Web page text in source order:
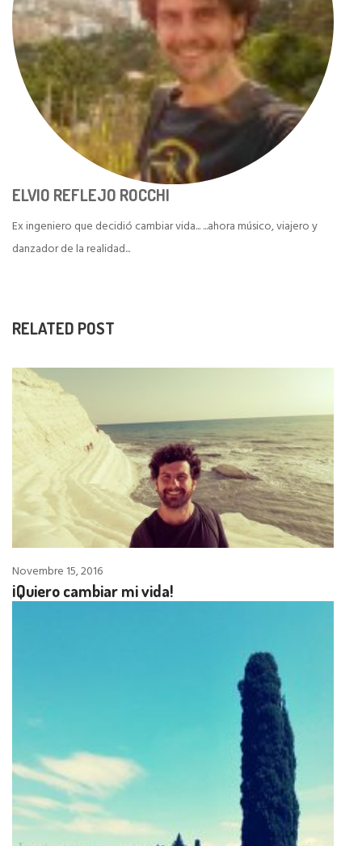
ELVIO REFLEJO ROCCHI
Ex ingeniero que decidió cambiar vida... ...ahora músico, viajero y
danzador de la realidad...
RELATED POST
Novembre 15, 2016
¡Quiero cambiar mi vida!